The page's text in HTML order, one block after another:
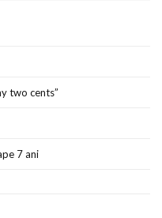
two cents”
7 ani